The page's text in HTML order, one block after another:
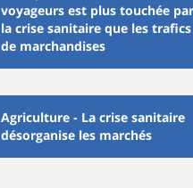
voyageurs est plus touchée par
la crise sanitaire que les trafics
de marchandises
Agriculture - La crise sanitaire
désorganise les marchés